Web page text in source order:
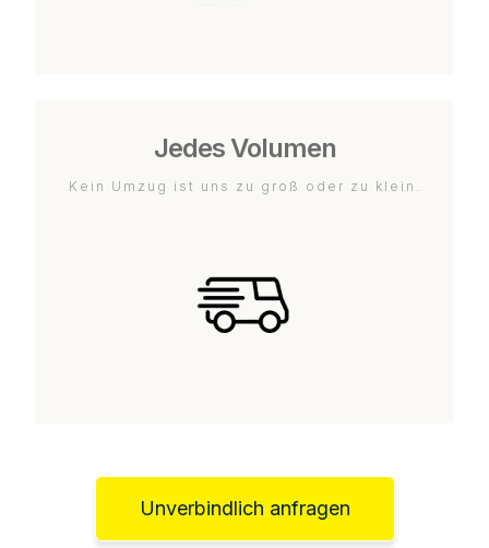
Jedes Volumen
Kein Umzug ist uns zu groß oder zu klein.
Unverbindlich anfragen